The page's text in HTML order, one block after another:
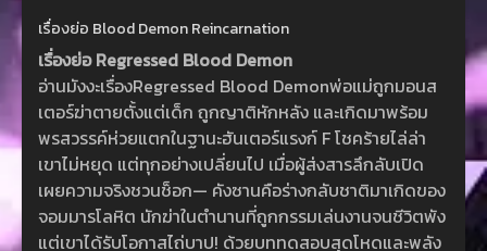
เรื่องย่อ Blood Demon Reincarnation
เรื่องย่อ Regressed Blood Demon
อ่านมังงะเรื่องRegressed Blood Demonพ่อแม่ถูกมอนส
เตอร์ฆ่าตายตั้งแต่เด็ก ถูกญาติหักหลัง และเกิดมาพร้อม
พรสวรรค์ห่วยแตกในฐานะฮันเตอร์แรงก์ F โชคร้ายไล่ล่า
เขาไม่หยุด แต่ทุกอย่างเปลี่ยนไป เมื่อผู้ส่งสารลึกลับเปิด
เผยความจริงชวนช็อก— คังซานคือร่างกลับชาติมาเกิดของ
จอมมารโลหิต นักฆ่าในตำนานที่ถูกกรรมเล่นงานจนชีวิตพัง
แต่เขาได้รับโอกาสไถ่บาป! ด้วยบททดสอบสุดโหดและพลัง